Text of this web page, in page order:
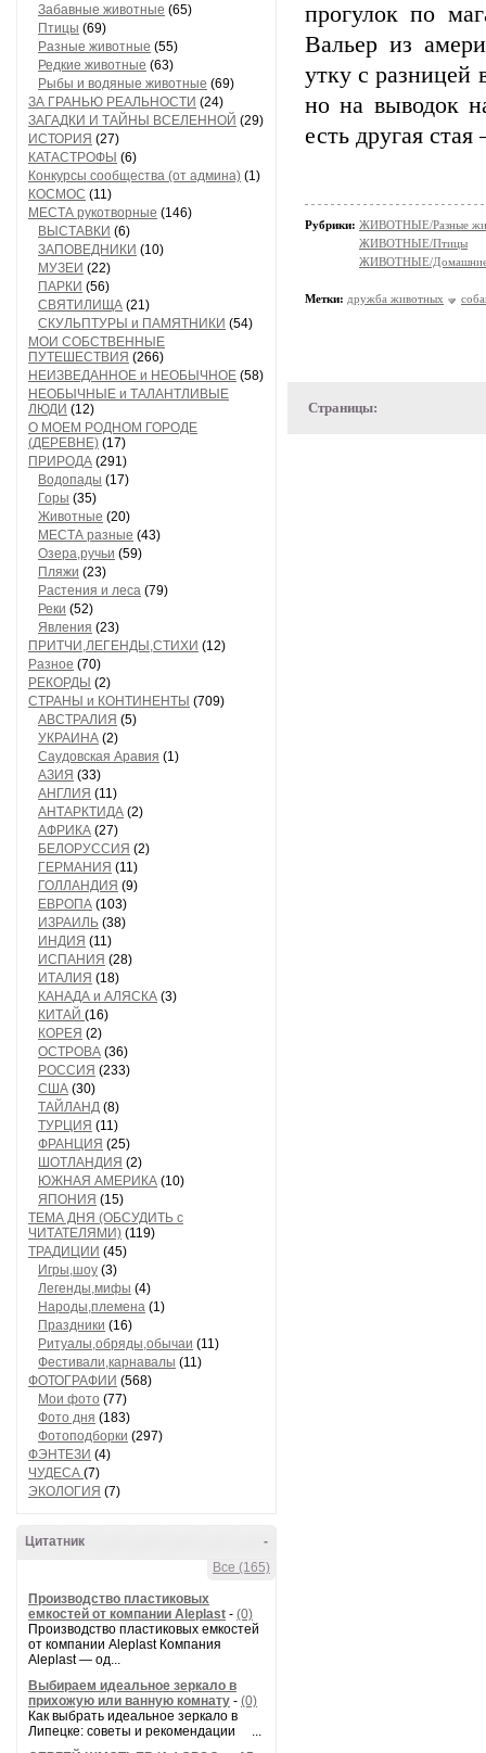
Забавные животные (65)
Птицы (69)
Разные животные (55)
Редкие животные (63)
Рыбы и водяные животные (69)
ЗА ГРАНЬЮ РЕАЛЬНОСТИ (24)
ЗАГАДКИ И ТАЙНЫ ВСЕЛЕННОЙ (29)
ИСТОРИЯ (27)
КАТАСТРОФЫ (6)
Конкурсы сообщества (от админа) (1)
КОСМОС (11)
МЕСТА рукотворные (146)
ВЫСТАВКИ (6)
ЗАПОВЕДНИКИ (10)
МУЗЕИ (22)
ПАРКИ (56)
СВЯТИЛИЩА (21)
СКУЛЬПТУРЫ и ПАМЯТНИКИ (54)
МОИ СОБСТВЕННЫЕ
ПУТЕШЕСТВИЯ (266)
НЕИЗВЕДАННОЕ и НЕОБЫЧНОЕ (58)
НЕОБЫЧНЫЕ и ТАЛАНТЛИВЫЕ
ЛЮДИ (12)
О МОЕМ РОДНОМ ГОРОДЕ
(ДЕРЕВНЕ) (17)
ПРИРОДА (291)
Водопады (17)
Горы (35)
Животные (20)
МЕСТА разные (43)
Озера,ручьи (59)
Пляжи (23)
Растения и леса (79)
Реки (52)
Явления (23)
ПРИТЧИ,ЛЕГЕНДЫ,СТИХИ (12)
Разное (70)
РЕКОРДЫ (2)
СТРАНЫ и КОНТИНЕНТЫ (709)
АВСТРАЛИЯ (5)
УКРАИНА (2)
Саудовская Аравия (1)
АЗИЯ (33)
АНГЛИЯ (11)
АНТАРКТИДА (2)
АФРИКА (27)
БЕЛОРУССИЯ (2)
ГЕРМАНИЯ (11)
ГОЛЛАНДИЯ (9)
ЕВРОПА (103)
ИЗРАИЛЬ (38)
ИНДИЯ (11)
ИСПАНИЯ (28)
ИТАЛИЯ (18)
КАНАДА и АЛЯСКА (3)
КИТАЙ (16)
КОРЕЯ (2)
ОСТРОВА (36)
РОССИЯ (233)
США (30)
ТАЙЛАНД (8)
ТУРЦИЯ (11)
ФРАНЦИЯ (25)
ШОТЛАНДИЯ (2)
ЮЖНАЯ АМЕРИКА (10)
ЯПОНИЯ (15)
ТЕМА ДНЯ (ОБСУДИТЬ с
ЧИТАТЕЛЯМИ) (119)
ТРАДИЦИИ (45)
Игры,шоу (3)
Легенды,мифы (4)
Народы,племена (1)
Праздники (16)
Ритуалы,обряды,обычаи (11)
Фестивали,карнавалы (11)
ФОТОГРАФИИ (568)
Мои фото (77)
Фото дня (183)
Фотоподборки (297)
ФЭНТЕЗИ (4)
ЧУДЕСА (7)
ЭКОЛОГИЯ (7)
-
Цитатник
Все (165)
Производство пластиковых
емкостей от компании Aleplast - (0)
Производство пластиковых емкостей
от компании Aleplast Компания
Aleplast — од...
Выбираем идеальное зеркало в
прихожую или ванную комнату - (0)
Как выбрать идеальное зеркало в
Липецке: советы и рекомендации ...
прогулок по
Вальер из
утку с разницей
но на выводок
есть другая
Рубрики: ЖИВОТНЫЕ/Разные
ЖИВОТНЫЕ/Птицы
ЖИВОТНЫЕ/Домашние
Метки: дружба животных
Страницы: